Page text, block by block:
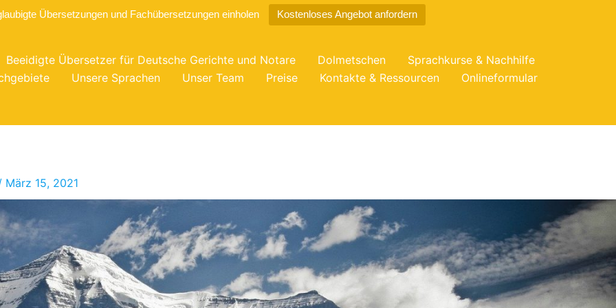
Übersetzungen und Fachübersetzungen einholen Kostenloses Angebot anfordern
Beeidigte Übersetzer für Deutsche Gerichte und Notare Dolmetschen
Sprachkurse & Nachhilfe
Unsere Sprachen Unser Team Preise Kontakte & Ressourcen
Onlineformular
März 15, 2021